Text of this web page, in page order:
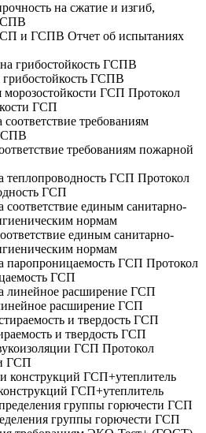
на сжатие и изгиб,
Отчет об испытаниях
ГСПВ
Протокол
ГСП
требованиям пожарной
Протокол
ГСП
единым санитарно-
нормам
Протокол
ГСП
расширение ГСП
и твердость ГСП
Протокол
ГСП
ГСП+утеплитель
группы горючести ГСП